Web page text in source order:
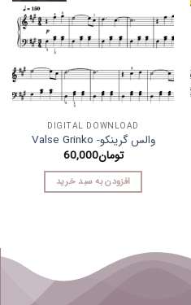
DIGITAL DOWNLOAD
والس گرینکو- Valse Grinko
تومان60,000
افزودن به سبد خرید